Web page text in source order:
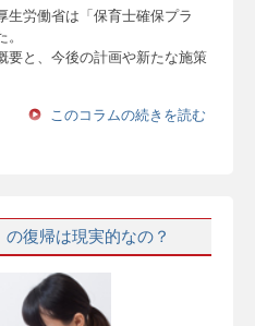
生労働省は「保育士確保プラ
要と、今後の計画や新たな施策
このコラムの続きを読む
復帰は現実的なの？